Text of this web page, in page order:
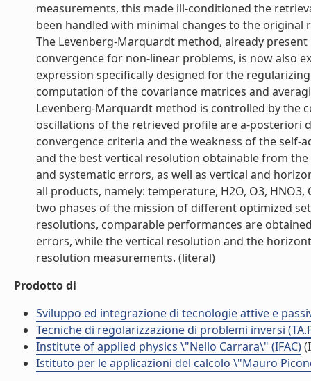
measurements, this made ill-conditioned the
been handled with minimal changes to the
The Levenberg-Marquardt method, already
convergence for non-linear problems, is now also
expression specifically designed for the
computation of the covariance matrices and
Levenberg-Marquardt method is controlled by the
oscillations of the retrieved profile are a-posteriori
convergence criteria and the weakness of the
and the best vertical resolution obtainable from
and systematic errors, as well as vertical and
all products, namely: temperature, H2O, O3, HNO3,
two phases of the mission of different optimized
resolutions, comparable performances are
errors, while the vertical resolution and the
resolution measurements. (literal)
Prodotto di
Sviluppo ed integrazione di tecnologie attive e
Tecniche di regolarizzazione di problemi inversi
Institute of applied physics \"Nello Carrara\" (IFAC)
Istituto per le applicazioni del calcolo \"Mauro